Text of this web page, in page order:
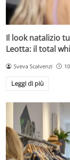
Il look natalizio
Leotta: il total
Sveva Scalvenzi
Leggi di più